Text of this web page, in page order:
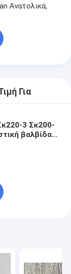
Ανατολικά,
Για
3 Σκ200-
βαλβίδα